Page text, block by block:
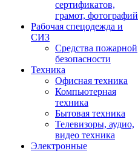
сертификатов,
грамот, фотографий
Рабочая спецодежда и
СИЗ
Средства пожарной
безопасности
Техника
Офисная техника
Компьютерная
техника
Бытовая техника
Телевизоры, аудио,
видео техника
Электронные